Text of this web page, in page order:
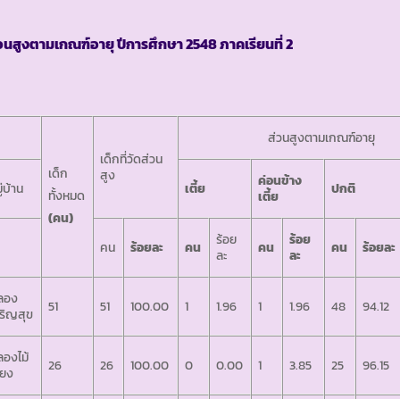
สูงตามเกณฑ์อายุ ปีการศึกษา 2548 ภาคเรียนที่ 2
เด็ก
ทั้งหมด
(คน)
เด็กที่วัดส่วน
สูง
ส่วนสูงตามเกณฑ์อายุ
าน เตี้ย
ค่อนข้าง
เตี้ย
ปกติ
คน ร้อยละ คน
ร้อย
ละ
คน
ร้อย
ละ
คน ร้อยละ
ง
ญสุข
51 51 100.00 1 1.96 1 1.96 48 94.12
งไม้
ง
26 26 100.00 0 0.00 1 3.85 25 96.15